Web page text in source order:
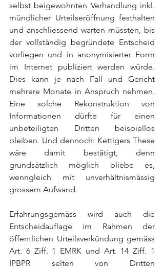
selbst beigewohnten Verhandlung inkl.
mündlicher Urteilseröffnung festhalten
und anschliessend warten müssten, bis
der vollständig begründete Entscheid
vorliegen und in anonymisierter Form
im Internet publiziert werden würde.
Dies kann je nach Fall und Gericht
mehrere Monate in Anspruch nehmen.
Eine solche Rekonstruktion von
Informationen dürfte für einen
unbeteiligten Dritten beispiellos
bleiben. Und dennoch: Kettigers These
wäre damit bestätigt, denn
grundsätzlich möglich bliebe es,
wenngleich mit unverhältnismässig
grossem Aufwand.
Erfahrungsgemäss wird auch die
Entscheidauflage im Rahmen der
öffentlichen Urteilsverkündung gemäss
Art. 6 Ziff. 1 EMRK und Art. 14 Ziff. 1
IPBPR selten von Dritten